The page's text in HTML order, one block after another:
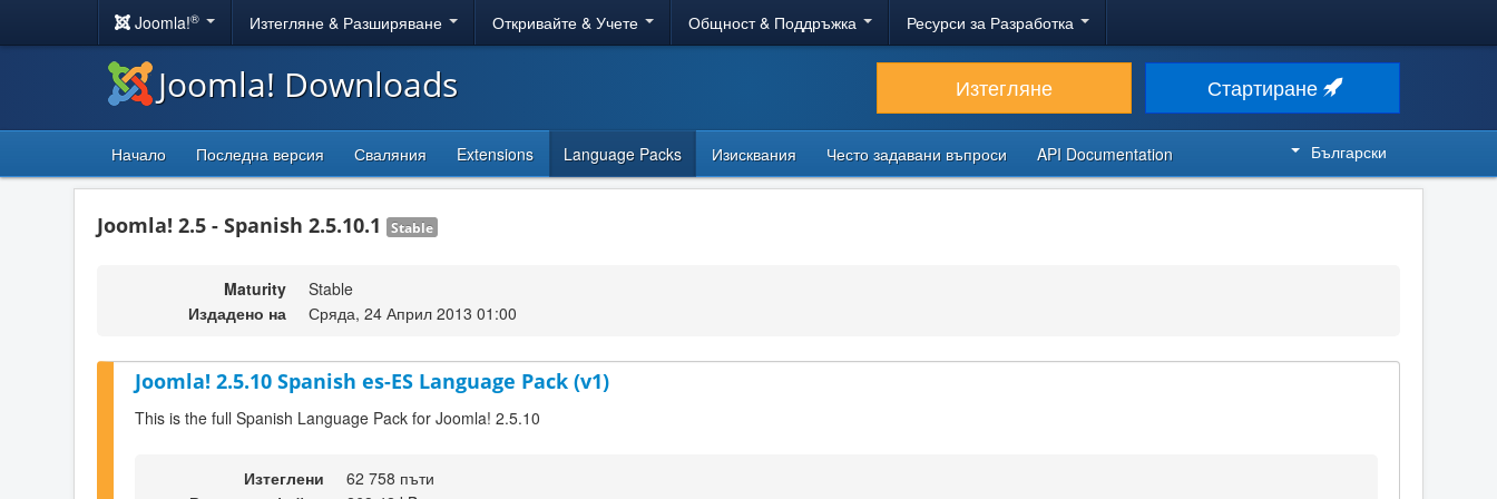
Joomla!® Изтегляне & Разширяване Откривайте & Учете Общност & Поддръжка Ресурси за Разработка
Joomla! Downloads Изтегляне Стартиране
Начало Последна версия Сваляния Extensions Language Packs Изисквания Често задавани въпроси API Documentation Български
Joomla! 2.5 - Spanish 2.5.10.1 Stable
Maturity
Stable
Издадено на
Сряда, 24 Април 2013 01:00
Joomla! 2.5.10 Spanish es-ES Language Pack (v1)
This is the full Spanish Language Pack for Joomla! 2.5.10
Изтеглени
62 758 пъти